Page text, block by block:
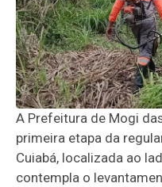
A Prefeitura de Mogi
primeira etapa da
Cuiabá, localizada ao
contempla o